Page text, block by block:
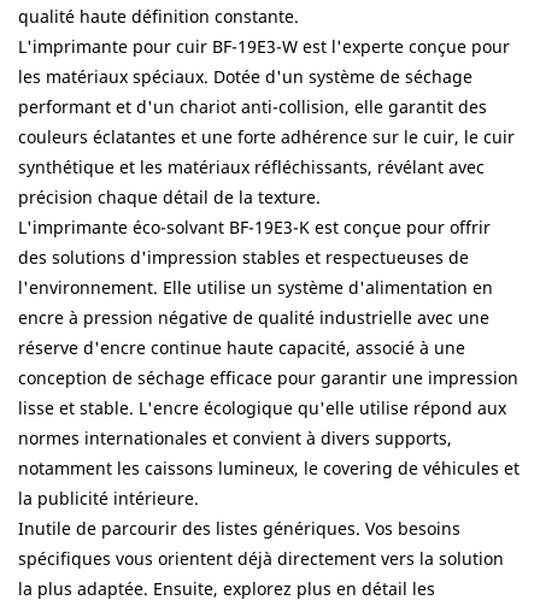
qualité haute définition constante.
L'imprimante pour cuir BF-19E3-W est l'experte conçue pour
les matériaux spéciaux. Dotée d'un système de séchage
performant et d'un chariot anti-collision, elle garantit des
couleurs éclatantes et une forte adhérence sur le cuir, le cuir
synthétique et les matériaux réfléchissants, révélant avec
précision chaque détail de la texture.
L'imprimante éco-solvant BF-19E3-K est conçue pour offrir
des solutions d'impression stables et respectueuses de
l'environnement. Elle utilise un système d'alimentation en
encre à pression négative de qualité industrielle avec une
réserve d'encre continue haute capacité, associé à une
conception de séchage efficace pour garantir une impression
lisse et stable. L'encre écologique qu'elle utilise répond aux
normes internationales et convient à divers supports,
notamment les caissons lumineux, le covering de véhicules et
la publicité intérieure.
Inutile de parcourir des listes génériques. Vos besoins
spécifiques vous orientent déjà directement vers la solution
la plus adaptée. Ensuite, explorez plus en détail les